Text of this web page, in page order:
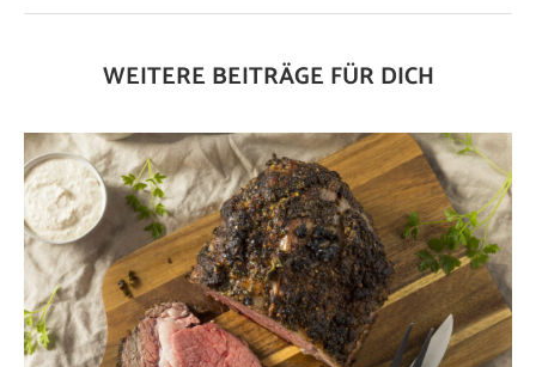
WEITERE BEITRÄGE FÜR DICH